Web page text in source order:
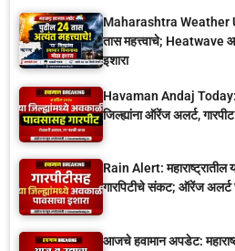
Maharashtra Weather
तास महत्त्वाचे; Heatwave
इशारा
Havaman Andaj Today:
जिल्ह्यांना ऑरेंज अलर्ट, गारपीट
Rain Alert: महाराष्ट्रातील
गारपिटीचे संकट; ऑरेंज अलर्ट
आजचे हवामान अपडेट: